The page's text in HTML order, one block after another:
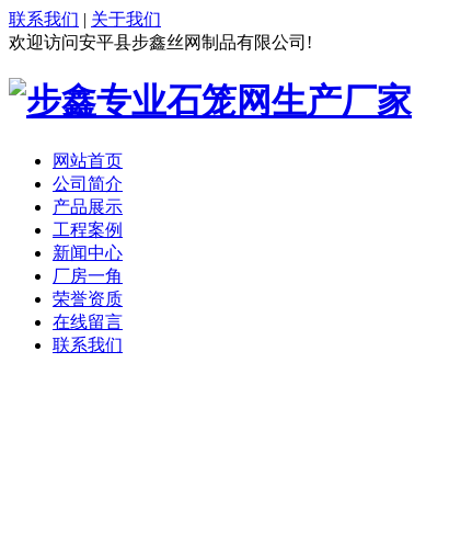
联系我们 | 关于我们
欢迎访问安平县步鑫丝网制品有限公司!
网站首页
公司简介
产品展示
工程案例
新闻中心
厂房一角
荣誉资质
在线留言
联系我们